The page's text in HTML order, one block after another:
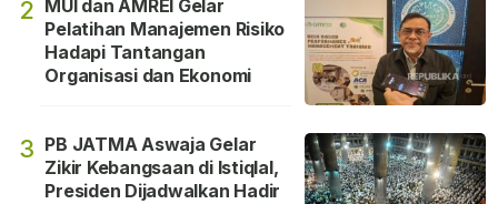
2 MUI dan AMREI Gelar
Pelatihan Manajemen Risiko
Hadapi Tantangan
Organisasi dan Ekonomi
3 PB JATMA Aswaja Gelar
Zikir Kebangsaan di Istiqlal,
Presiden Dijadwalkan Hadir